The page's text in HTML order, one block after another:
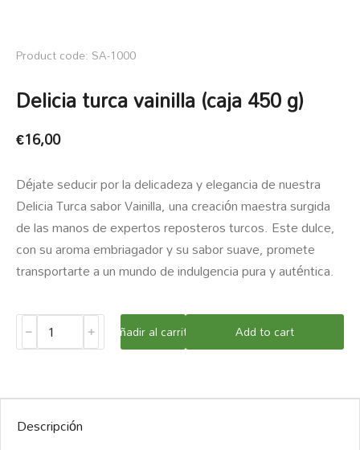
Product code: SA-1000
Delicia turca vainilla (caja 450 g)
€16,00
Déjate seducir por la delicadeza y elegancia de nuestra
Delicia Turca sabor Vainilla, una creación maestra surgida
de las manos de expertos reposteros turcos. Este dulce,
con su aroma embriagador y su sabor suave, promete
transportarte a un mundo de indulgencia pura y auténtica.
﹣ ﹢ Añadir al carrito Add to cart
Descripción